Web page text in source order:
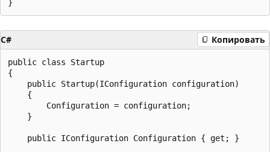
C# Копировать
public class Startup
{
    public Startup(IConfiguration configuration)
    {
        Configuration = configuration;
    }
    public IConfiguration Configuration { get; }